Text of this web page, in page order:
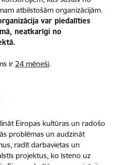
atbilstošām organizācijām.
var piedalīties
neatkarīgi no
ir 24 mēneši.​​​​​
Eiropas kultūras un radošo
problēmas un audzināt
radīt darbavietas un
projektus, ko īsteno uz